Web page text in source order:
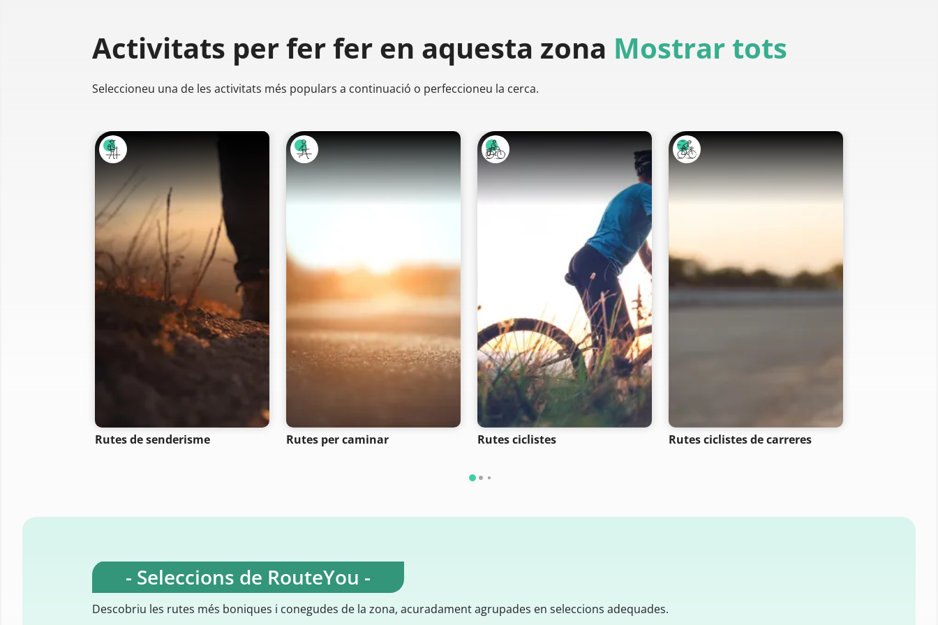
Activitats per ferfer en aquesta zona Mostrar tots
Seleccioneu una de les activitats més populars a continuació o perfeccioneu la cerca.
Rutes de senderisme Rutes per caminar Rutes ciclistes Rutes ciclistes de carreres
- Seleccions de RouteYou -
Descobriu les rutes més boniques i conegudes de la zona, acuradament agrupades en seleccions adequades.